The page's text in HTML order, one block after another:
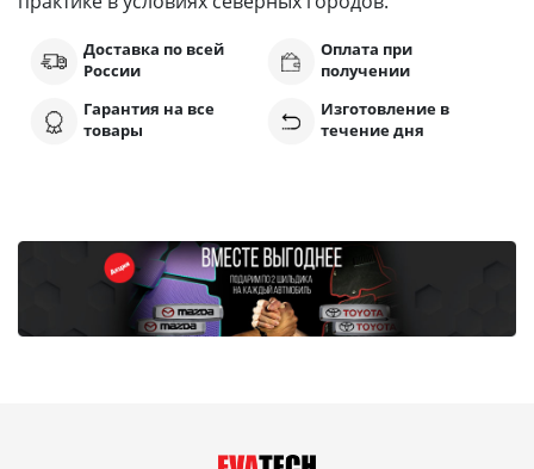
Доставка по всей
России
Оплата при
получении
Гарантия на все
товары
Изготовление в
течение дня